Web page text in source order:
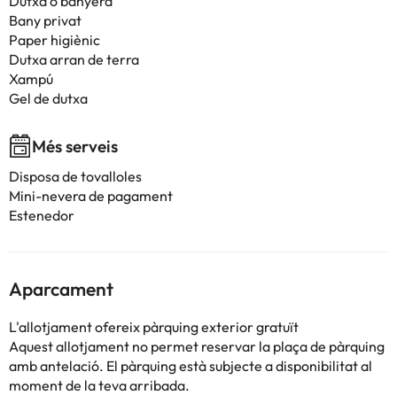
Bany privat
Paper higiènic
Dutxa arran de terra
Xampú
Gel de dutxa
Més serveis
Disposa de tovalloles
Mini-nevera de pagament
Estenedor
Aparcament
L'allotjament ofereix pàrquing exterior gratuït
Aquest allotjament no permet reservar la plaça de pàrquing
amb antelació. El pàrquing està subjecte a disponibilitat al
moment de la teva arribada.